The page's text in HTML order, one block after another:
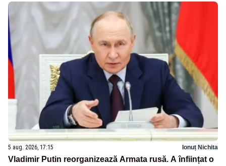
5 aug. 2026, 17:15 Ionuț Nichita
Vladimir Putin reorganizează Armata rusă. A înființat o